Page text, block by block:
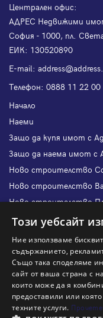
Централен офис:
АДРЕС Недвижими
София - 1000, пл.
ЕИК: 130520890
Е-mail:
Телефон: 0888 11 22 00
Начало
Наеми
Защо да купя имот с
Защо да наема имот с
Ново строителство
Ново строителство
Ново строителство
Ново строителство
Защо да отдам имот с
Наши офиси
Кариери
Кои сме ние?
Франчайз
Този уебсайт
Ние използваме
съдържанието,
Също така споделяме
сайт от ваша страна с
които може да я
предоставили или
техните услуги.